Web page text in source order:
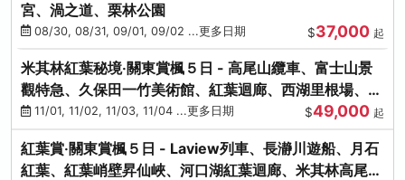
宮、渦之道、栗林公園
08/30, 08/31, 09/01, 09/02 ...更多日期 $37,000 起
米其林紅葉秘境‧關東賞楓５日 - 高尾山纜車、富士山景
觀特急、久保田一竹美術館、紅葉迴廊、西湖里根場、銀
杏大道
11/01, 11/02, 11/03, 11/04 ...更多日期 $49,000 起
紅葉賞‧關東賞楓５日 - Laview列車、長瀞川遊船、月石
紅葉、紅葉峭壁昇仙峽、河口湖紅葉迴廊、米其林高尾